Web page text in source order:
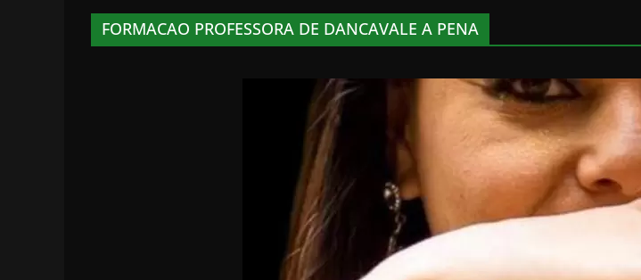
FORMACAO PROFESSORA DE DANCAVALE A PENA